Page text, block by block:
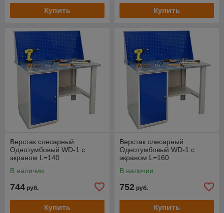
Купить Купить
Верстак слесарный
Однотумбовый WD-1 с
экраном L=140
В наличии
744 руб.
Купить
Верстак слесарный
Однотумбовый WD-1 с
экраном L=160
В наличии
752 руб.
Купить